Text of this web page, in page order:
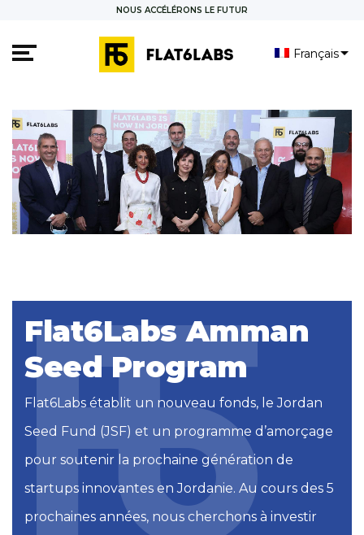
NOUS ACCÉLÉRONS LE FUTUR
Français
Flat6Labs Amman
Seed Program
Flat6Labs établit un nouveau fonds, le Jordan
Seed Fund (JSF) et un programme d’amorçage
pour soutenir la prochaine génération de
startups innovantes en Jordanie. Au cours des 5
prochaines années, nous cherchons à investir